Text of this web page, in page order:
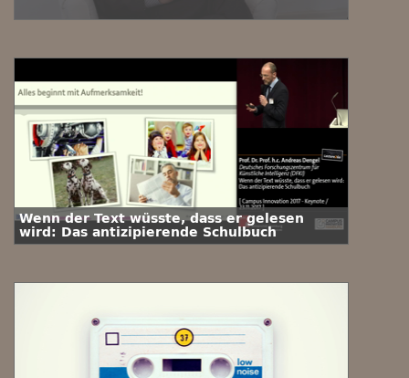
Wenn der Text wüsste, dass er gelesen
wird: Das antizipierende Schulbuch